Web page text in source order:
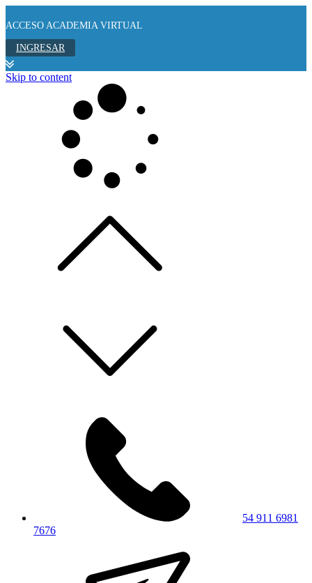
ACCESO ACADEMIA VIRTUAL
INGRESAR
Skip to content
54 911 6981
7676